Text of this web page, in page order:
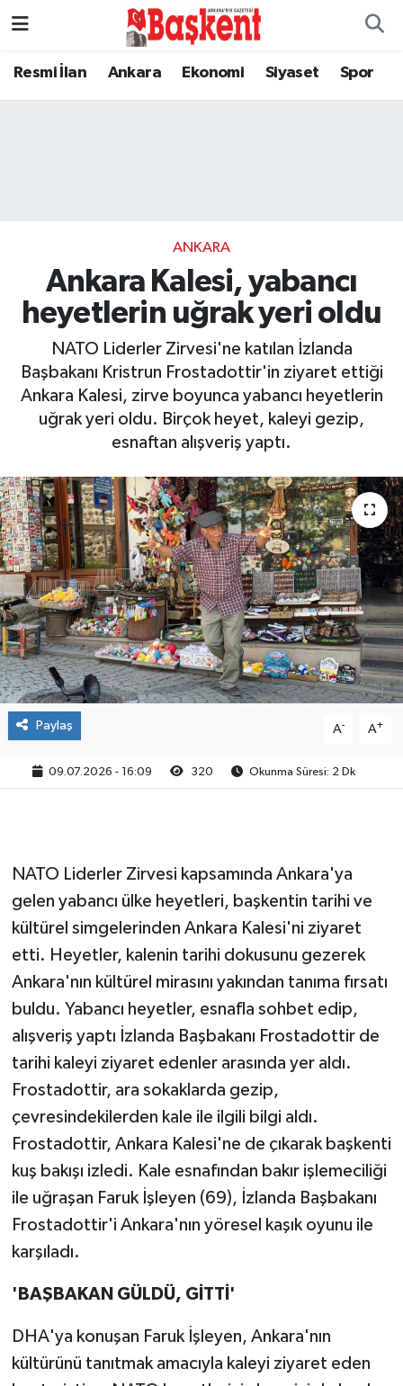
Resmi İlan Ankara Ekonomi Siyaset Spor
ANKARA
Ankara Kalesi, yabancı
heyetlerin uğrak yeri oldu
NATO Liderler Zirvesi'ne katılan İzlanda
Başbakanı Kristrun Frostadottir'in ziyaret ettiği
Ankara Kalesi, zirve boyunca yabancı heyetlerin
uğrak yeri oldu. Birçok heyet, kaleyi gezip,
esnaftan alışveriş yaptı.
Paylaş A- A+
09.07.2026 - 16:09 320 Okunma Süresi: 2 Dk
NATO Liderler Zirvesi kapsamında Ankara'ya
gelen yabancı ülke heyetleri, başkentin tarihi ve
kültürel simgelerinden Ankara Kalesi'ni ziyaret
etti. Heyetler, kalenin tarihi dokusunu gezerek
Ankara'nın kültürel mirasını yakından tanıma fırsatı
buldu. Yabancı heyetler, esnafla sohbet edip,
alışveriş yaptı İzlanda Başbakanı Frostadottir de
tarihi kaleyi ziyaret edenler arasında yer aldı.
Frostadottir, ara sokaklarda gezip,
çevresindekilerden kale ile ilgili bilgi aldı.
Frostadottir, Ankara Kalesi'ne de çıkarak başkenti
kuş bakışı izledi. Kale esnafından bakır işlemeciliği
ile uğraşan Faruk İşleyen (69), İzlanda Başbakanı
Frostadottir'i Ankara'nın yöresel kaşık oyunu ile
karşıladı.
'BAŞBAKAN GÜLDÜ, GİTTİ'
DHA'ya konuşan Faruk İşleyen, Ankara'nın
kültürünü tanıtmak amacıyla kaleyi ziyaret eden